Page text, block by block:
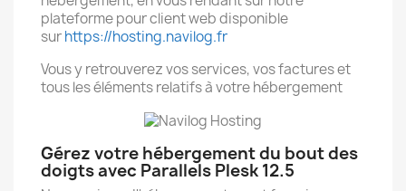
plateforme pour client web disponible
surhttps://hosting.navilog.fr
Vous y retrouverez vos services, vos factures et
tous les éléments relatifs à votre hébergement
Gérez votre hébergement du bout des
doigts avec Parallels Plesk 12.5